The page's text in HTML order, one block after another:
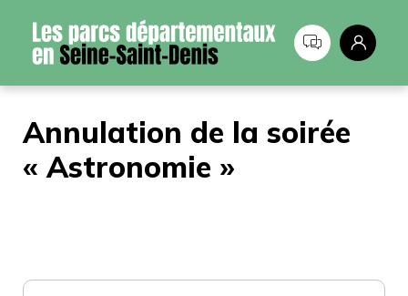
Annulation de la soirée
« Astronomie »